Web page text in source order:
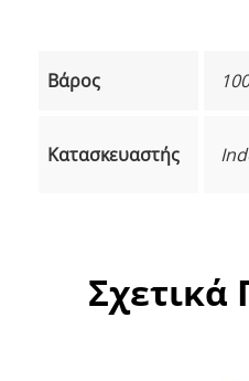
Βάρος
Κατασκευαστής
Σχετικά